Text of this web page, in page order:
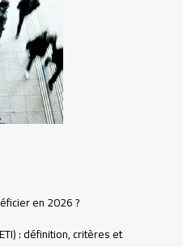
en 2026 ?
: définition, critères et